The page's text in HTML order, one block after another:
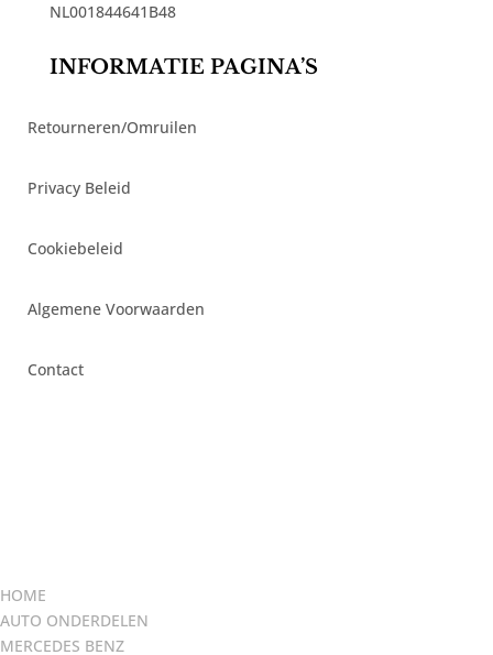
NL001844641B48
INFORMATIE PAGINA’S
Retourneren/Omruilen
Privacy Beleid
Cookiebeleid
Algemene Voorwaarden
Contact
HOME
AUTO ONDERDELEN
MERCEDES BENZ